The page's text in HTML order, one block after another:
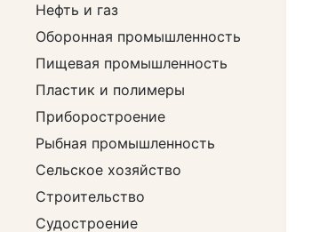
Нефть и газ
Оборонная промышленность
Пищевая промышленность
Пластик и полимеры
Приборостроение
Рыбная промышленность
Сельское хозяйство
Строительство
Судостроение